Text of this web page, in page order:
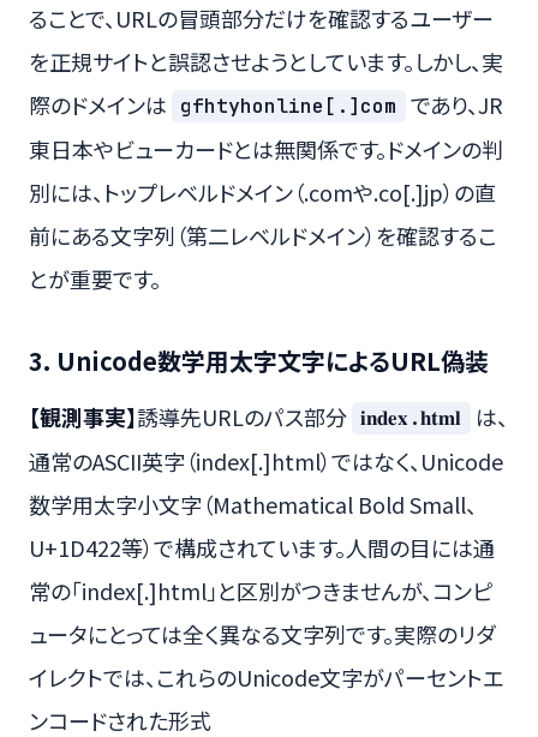
ることで、URLの冒頭部分だけを確認するユーザー
を正規サイトと誤認させようとしています。しかし、実
際のドメインは gfhtyhonline[.]com であり、JR
東日本やビューカードとは無関係です。ドメインの判
別には、トップレベルドメイン（.comや.co[.]jp）の直
前にある文字列（第二レベルドメイン）を確認するこ
とが重要です。
3. Unicode数学用太字文字によるURL偽装
【観測事実】誘導先URLのパス部分 𝐢𝐧𝐝𝐞𝐱.𝐡𝐭𝐦𝐥
は、
通常のASCII英字（index[.]html）ではなく、Unicode
数学用太字小文字（Mathematical Bold Small、
U+1D422等）で構成されています。人間の目には通
常の「index[.]html」と区別がつきませんが、コンピ
ュータにとっては全く異なる文字列です。実際のリダ
イレクトでは、これらのUnicode文字がパーセントエ
ンコードされた形式